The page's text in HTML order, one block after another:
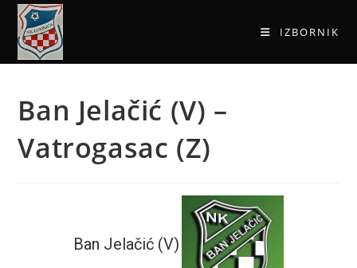
IZBORNIK
Ban Jelačić (V) –
Vatrogasac (Z)
Ban Jelačić (V)